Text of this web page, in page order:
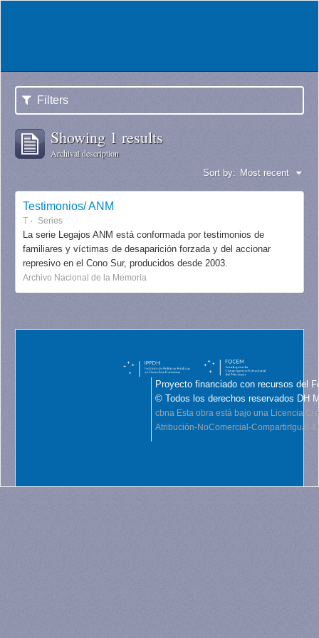
Filters
Showing 1 results
Archival description
Sort by: Most recent
Testimonios/ ANM
T Series
La serie Legajos ANM está conformada por testimonios de
familiares y víctimas de desaparición forzada y del accionar
represivo en el Cono Sur, producidos desde 2003.
Archivo Nacional de la Memoria
Proyecto financiado con recursos del
© Todos los derechos reservados DH
cbna Esta obra está bajo una Licencia
Atribución-NoComercial-CompartirIgual